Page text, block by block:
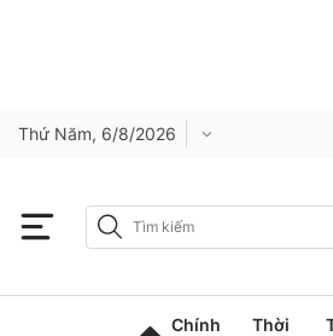
Thứ Năm, 6/8/2026
Chính
Thời